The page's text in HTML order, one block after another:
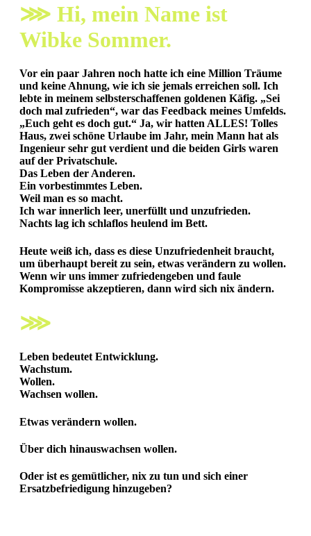
⋙ Hi, mein Name ist
Wibke Sommer.
Vor ein paar Jahren noch hatte ich eine Million Träume
und keine Ahnung, wie ich sie jemals erreichen soll. Ich
lebte in meinem selbsterschaffenen goldenen Käfig. „Sei
doch mal zufrieden“, war das Feedback meines Umfelds.
„Euch geht es doch gut.“ Ja, wir hatten ALLES! Tolles
Haus, zwei schöne Urlaube im Jahr, mein Mann hat als
Ingenieur sehr gut verdient und die beiden Girls waren
auf der Privatschule.
Das Leben der Anderen.
Ein vorbestimmtes Leben.
Weil man es so macht.
Ich war innerlich leer, unerfüllt und unzufrieden.
Nachts lag ich schlaflos heulend im Bett.
Heute weiß ich, dass es diese Unzufriedenheit braucht,
um überhaupt bereit zu sein, etwas verändern zu wollen.
Wenn wir uns immer zufriedengeben und faule
Kompromisse akzeptieren, dann wird sich nix ändern.
⋙
Leben bedeutet Entwicklung.
Wachstum.
Wollen.
Wachsen wollen.
Etwas verändern wollen.
Über dich hinauswachsen wollen.
Oder ist es gemütlicher, nix zu tun und sich einer
Ersatzbefriedigung hinzugeben?